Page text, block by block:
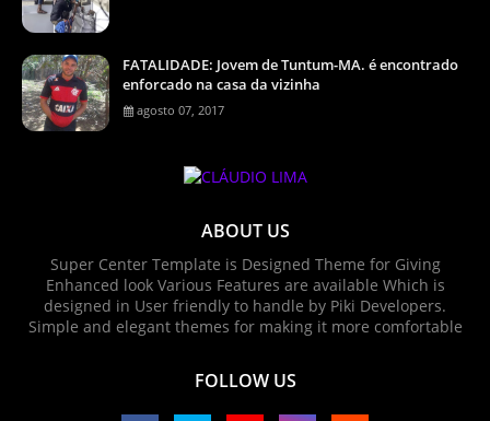
FATALIDADE: Jovem de Tuntum-MA. é encontrado
enforcado na casa da vizinha
agosto 07, 2017
ABOUT US
Super Center Template is Designed Theme for Giving
Enhanced look Various Features are available Which is
designed in User friendly to handle by Piki Developers.
Simple and elegant themes for making it more comfortable
FOLLOW US